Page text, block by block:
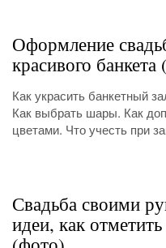
Оформление
красивого
Как украсить банкетный
Как выбрать шары. Как
цветами. Что учесть при
Свадьба своими
идеи, как